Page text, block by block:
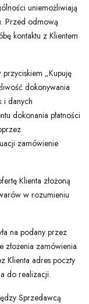
uniemożliwiają
Przed odmową
kontaktu z Klientem
„Kupuję
dokonywania
i danych
dokonania płatności
zamówienie
Klienta złożoną
w rozumieniu
na podany przez
złożenia zamówienia.
Klienta adres poczty
do realizacji.
Sprzedawcą